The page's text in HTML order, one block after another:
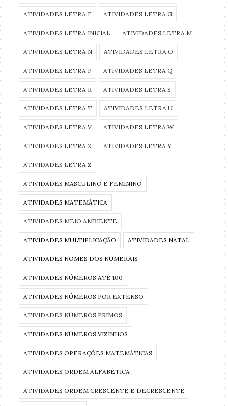
ATIVIDADES LETRA F ATIVIDADES LETRA G
ATIVIDADES LETRA INICIAL ATIVIDADES LETRA M
ATIVIDADES LETRA N ATIVIDADES LETRA O
ATIVIDADES LETRA P ATIVIDADES LETRA Q
ATIVIDADES LETRA R ATIVIDADES LETRA S
ATIVIDADES LETRA T ATIVIDADES LETRA U
ATIVIDADES LETRA V ATIVIDADES LETRA W
ATIVIDADES LETRA X ATIVIDADES LETRA Y
ATIVIDADES LETRA Z
ATIVIDADES MASCULINO E FEMININO
ATIVIDADES MATEMÁTICA
ATIVIDADES MEIO AMBIENTE
ATIVIDADES MULTIPLICAÇÃO ATIVIDADES NATAL
ATIVIDADES NOMES DOS NUMERAIS
ATIVIDADES NÚMEROS ATÉ 100
ATIVIDADES NÚMEROS POR EXTENSO
ATIVIDADES NÚMEROS PRIMOS
ATIVIDADES NÚMEROS VIZINHOS
ATIVIDADES OPERAÇÕES MATEMÁTICAS
ATIVIDADES ORDEM ALFABÉTICA
ATIVIDADES ORDEM CRESCENTE E DECRESCENTE